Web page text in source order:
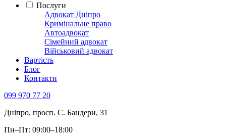
Послуги
Адвокат Дніпро
Кримінальне право
Автоадвокат
Сімейний адвокат
Військовий адвокат
Вартість
Блог
Контакти
099 970 77 20
Дніпро, просп. С. Бандери, 31
Пн–Пт: 09:00–18:00